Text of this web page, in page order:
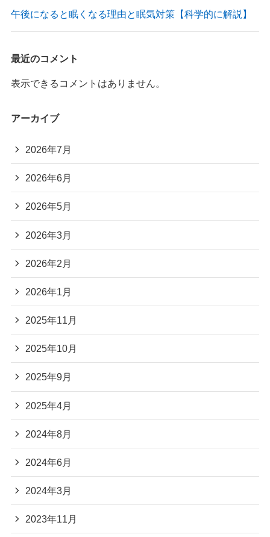
午後になると眠くなる理由と眠気対策【科学的に解説】
最近のコメント
表示できるコメントはありません。
アーカイブ
2026年7月
2026年6月
2026年5月
2026年3月
2026年2月
2026年1月
2025年11月
2025年10月
2025年9月
2025年4月
2024年8月
2024年6月
2024年3月
2023年11月